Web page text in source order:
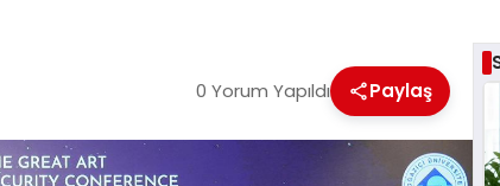
0 Yorum Yapıldı Paylaş